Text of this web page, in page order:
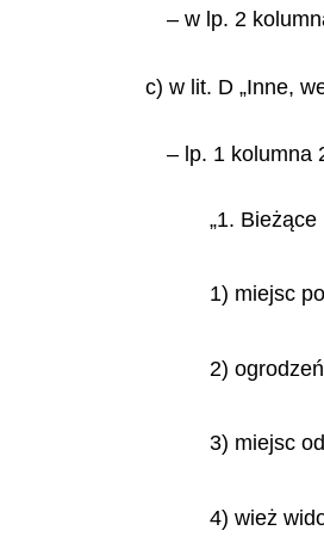
– w lp. 2
c) w lit. D „Inne,
– lp. 1 kolumna
„1.
1) miejsc
2)
3) miejsc
4) wież